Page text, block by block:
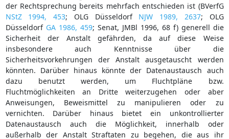
der Rechtsprechung bereits mehrfach entschieden ist (BVerfG
NStZ 1994, 453; OLG Düsseldorf NJW 1989, 2637; OLG
Düsseldorf GA 1986, 459; Senat, JMBl 1996, 68 f) generell die
Sicherheit der Anstalt gefährden, da auf diese Weise
insbesondere auch Kenntnisse über die
Sicherheitsvorkehrungen der Anstalt ausgetauscht werden
könnten. Darüber hinaus könnte der Datenaustausch auch
dazu benutzt werden, um Fluchtpläne bzw.
Fluchtmöglichkeiten an Dritte weiterzugehen oder aber
Anweisungen, Beweismittel zu manipulieren oder zu
vernichten. Darüber hinaus bietet ein unkontrollierter
Datenaustausch auch die Möglichkeit, innerhalb oder
außerhalb der Anstalt Straftaten zu begehen, die aus ihr